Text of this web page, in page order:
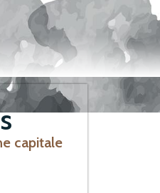
capitale